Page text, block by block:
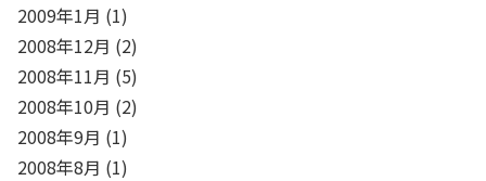
2009年1月 (1)
2008年12月 (2)
2008年11月 (5)
2008年10月 (2)
2008年9月 (1)
2008年8月 (1)